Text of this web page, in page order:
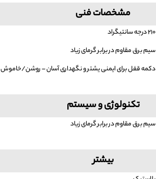
مشخصات فنی
۲۱۰ درجه سانتیگراد
سیم برق مقاوم در برابر گرمای زیاد
دکمه قفل برای ایمنی یشتر و نگهداری آسان – روشن/خاموش
تکنولوژی و سیستم
سیم برق مقاوم در برابر گرمای زیاد
بیشتر